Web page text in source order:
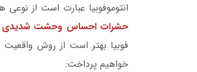
انتوموفوبیا عبارت است از
حشرات احساس وحشت شدیدی
خواهیم پرداخت: